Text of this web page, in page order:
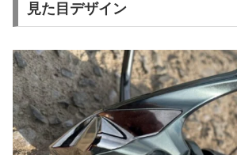
見た目デザイン